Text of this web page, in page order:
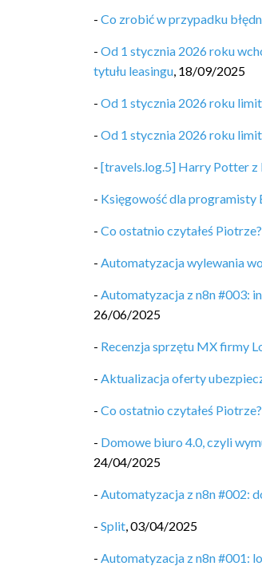
- Co zrobić w przypadku
- Od 1 stycznia 2026 roku
tytułu leasingu, 18/09/2025
- Od 1 stycznia 2026 roku
- Od 1 stycznia 2026 roku
- [travels.log.5] Harry Potter z
- Księgowość dla programisty
- Co ostatnio czytałeś
- Automatyzacja wylewania
- Automatyzacja z n8n #003:
26/06/2025
- Recenzja sprzętu MX firmy
- Aktualizacja oferty
- Co ostatnio czytałeś
- Domowe biuro 4.0, czyli
24/04/2025
- Automatyzacja z n8n #002:
- Split,03/04/2025
- Automatyzacja z n8n #001: